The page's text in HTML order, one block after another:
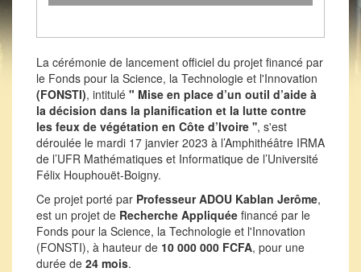
La cérémonie de lancement officiel du projet financé par
le Fonds pour la Science, la Technologie et l'Innovation
(FONSTI), intitulé " Mise en place d’un outil d’aide à
la décision dans la planification et la lutte contre
les feux de végétation en Côte d’Ivoire '', s'est
déroulée le mardi 17 janvier 2023 à l’Amphithéâtre IRMA
de l’UFR Mathématiques et Informatique de l’Université
Félix Houphouët-Boigny.
Ce projet porté par Professeur ADOU Kablan Jerôme,
est un projet de Recherche Appliquée financé par le
Fonds pour la Science, la Technologie et l'Innovation
(FONSTI), à hauteur de 10 000 000 FCFA, pour une
durée de 24 mois.